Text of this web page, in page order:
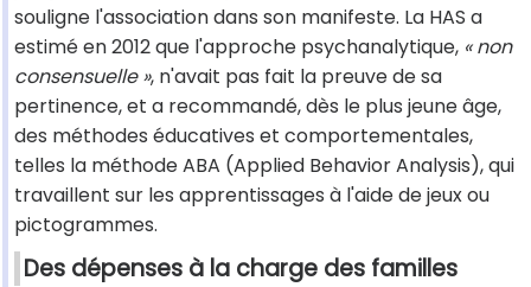
souligne l'association dans son manifeste. La HAS a
estimé en 2012 que l'approche psychanalytique, « non
consensuelle », n'avait pas fait la preuve de sa
pertinence, et a recommandé, dès le plus jeune âge,
des méthodes éducatives et comportementales,
telles la méthode ABA (Applied Behavior Analysis), qui
travaillent sur les apprentissages à l'aide de jeux ou
pictogrammes.
Des dépenses à la charge des familles